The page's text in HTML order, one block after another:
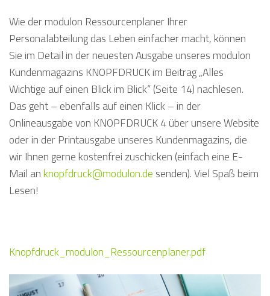
Wie der modulon Ressourcenplaner Ihrer
Personalabteilung das Leben einfacher macht, können
Sie im Detail in der neuesten Ausgabe unseres modulon
Kundenmagazins KNOPFDRUCK im Beitrag „Alles
Wichtige auf einen Blick im Blick“ (Seite 14) nachlesen.
Das geht – ebenfalls auf einen Klick – in der
Onlineausgabe von KNOPFDRUCK 4 über unsere Website
oder in der Printausgabe unseres Kundenmagazins, die
wir Ihnen gerne kostenfrei zuschicken (einfach eine E-
Mail anknopfdruck@modulon.de senden). Viel Spaß beim
Lesen!
Knopfdruck_modulon_Ressourcenplaner.pdf